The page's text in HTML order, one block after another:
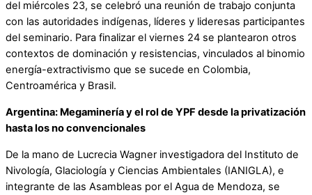
del miércoles 23, se celebró una reunión de trabajo conjunta
con las autoridades indígenas, líderes y lideresas participantes
del seminario. Para finalizar el viernes 24 se plantearon otros
contextos de dominación y resistencias, vinculados al binomio
energía-extractivismo que se sucede en Colombia,
Centroamérica y Brasil.
Argentina: Megaminería y el rol de YPF desde la privatización
hasta los no convencionales
De la mano de Lucrecia Wagner investigadora del Instituto de
Nivología, Glaciología y Ciencias Ambientales (IANIGLA), e
integrante de las Asambleas por el Agua de Mendoza, se